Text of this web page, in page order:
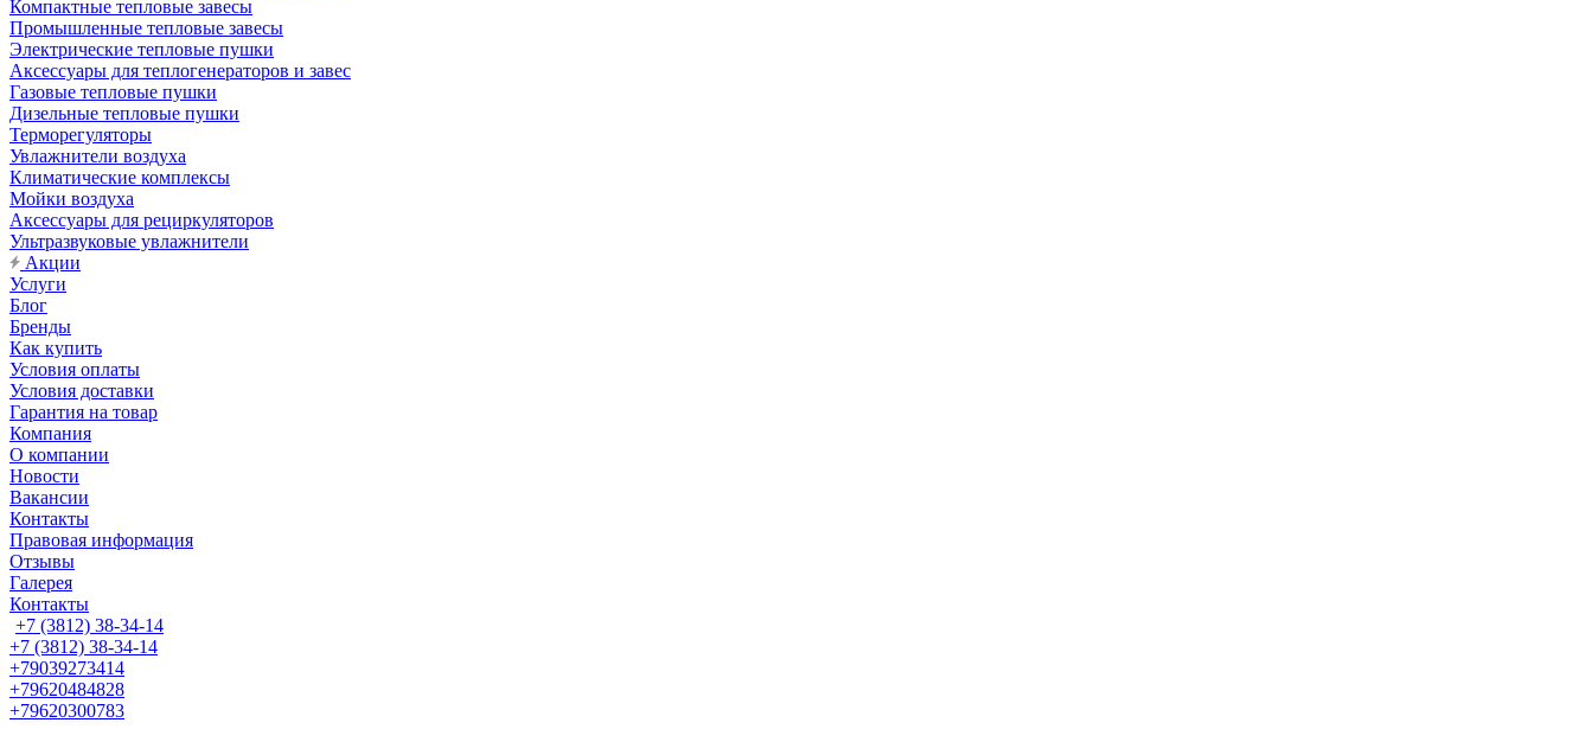
Компактные тепловые завесы
Промышленные тепловые завесы
Электрические тепловые пушки
Аксессуары для теплогенераторов и завес
Газовые тепловые пушки
Дизельные тепловые пушки
Терморегуляторы
Увлажнители воздуха
Климатические комплексы
Мойки воздуха
Аксессуары для рециркуляторов
Ультразвуковые увлажнители
Акции
Услуги
Блог
Бренды
Как купить
Условия оплаты
Условия доставки
Гарантия на товар
Компания
О компании
Новости
Вакансии
Контакты
Правовая информация
Отзывы
Галерея
Контакты
+7 (3812) 38-34-14
+7 (3812) 38-34-14
+79039273414
+79620484828
+79620300783